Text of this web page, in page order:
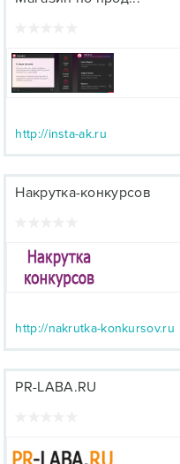
http://insta-ak.ru
Накрутка-конкурсов
http://nakrutka-konkursov.ru
PR-LABA.RU